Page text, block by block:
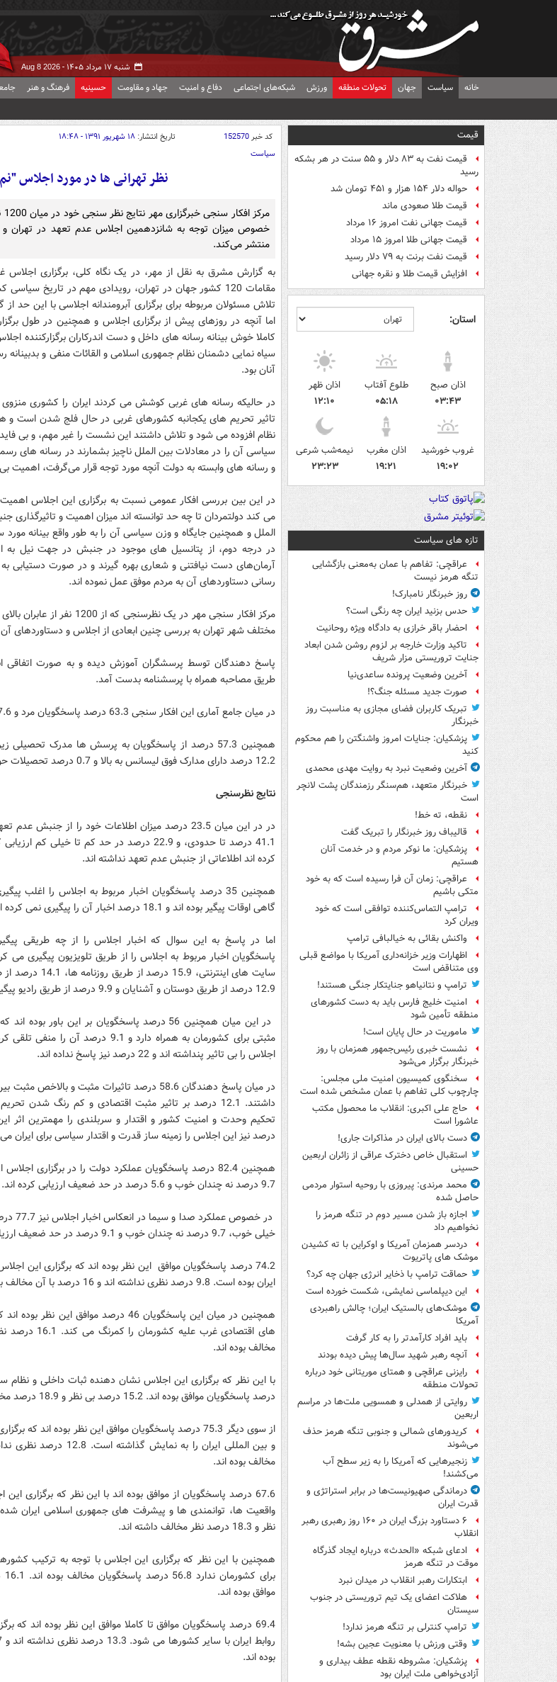
شنبه ۱۷ مرداد ۱۴۰۵ - Aug 8 2026
خانه سیاست جهان تحولات منطقه ورزش شبکه‌های اجتماعی دفاع و امنیت جهاد و مقاومت حسینیه فرهنگ و هنر
قیمت
قیمت نفت به ۸۳ دلار و ۵۵ سنت در هر بشکه
رسید
حواله دلار ۱۵۴ هزار و ۴۵۱ تومان شد
قیمت طلا صعودی ماند
قیمت جهانی نفت امروز ۱۶ مرداد
قیمت جهانی طلا امروز ۱۵ مرداد
قیمت نفت برنت به ۷۹ دلار رسید
افزایش قیمت طلا و نقره جهانی
استان:
اذان صبح
۰۳:۴۳
طلوع آفتاب
۰۵:۱۸
اذان ظهر
۱۲:۱۰
غروب خورشید
۱۹:۰۲
اذان مغرب
۱۹:۲۱
نیمه‌شب شرعی
۲۳:۲۳
تازه های سیاست
عراقچی: تفاهم با عمان به‌معنی بازگشایی
تنگه هرمز نیست
روز خبرنگار نامبارک!
حدس بزنید ایران چه رنگی است؟
احضار باقر خرازی به دادگاه ویژه روحانیت
تاکید وزارت خارجه بر لزوم روشن شدن ابعاد
جنایت تروریستی مزار شریف
آخرین وضعیت پرونده ساعدی‌نیا
صورت جدید مسئله جنگ؟!
تبریک کاربران فضای مجازی به مناسبت روز
خبرنگار
پزشکیان: جنایات امروز واشنگتن را هم محکوم
کنید
آخرین وضعیت نبرد به روایت مهدی محمدی
خبرنگار متعهد، هم‌سنگر رزمندگان پشت لانچر
است
نقطه، ته خط!
قالیباف روز خبرنگار را تبریک گفت
پزشکیان: ما نوکر مردم و در خدمت آنان
هستیم
عراقچی: زمان آن فرا رسیده است که به خود
متکی باشیم
ترامپ التماس‌کننده توافقی است که خود
ویران کرد
واکنش بقائی به خیالبافی ترامپ
اظهارات وزیر خزانه‌داری آمریکا با مواضع قبلی
وی متناقض است
ترامپ و نتانیاهو جنایتکار جنگی هستند!
امنیت خلیج فارس باید به دست کشورهای
منطقه تأمین شود
ماموریت در حال پایان است!
نشست خبری رئیس‌جمهور همزمان با روز
خبرنگار برگزار می‌شود
سخنگوی کمیسیون امنیت ملی مجلس:
چارچوب کلی تفاهم با عمان مشخص شده است
حاج علی اکبری: انقلاب ما محصول مکتب
عاشورا است
دست بالای ایران در مذاکرات جاری!
استقبال خاص دخترک عراقی از زائران اربعین
حسینی
محمد مرندی: پیروزی با روحیه استوار مردمی
حاصل شده
اجازه باز شدن مسیر دوم در تنگه هرمز را
نخواهیم داد
دردسر همزمان آمریکا و اوکراین با ته کشیدن
موشک های پاتریوت
حماقت ترامپ با ذخایر انرژی جهان چه کرد؟
این دیپلماسی نمایشی، شکست خورده است
موشک‌های بالستیک ایران؛ چالش راهبردی
آمریکا
باید افراد کارآمدتر را به کار گرفت
آنچه رهبر شهید سال‌ها پیش دیده بودند
رایزنی عراقچی و همتای موریتانی خود درباره
تحولات منطقه
روایتی از همدلی و همسویی ملت‌ها در مراسم
اربعین
کریدورهای شمالی و جنوبی تنگه هرمز حذف
می‌شوند
زنجیرهایی که آمریکا را به زیر سطح آب
می‌کشند!
درماندگی صهیونیست‌ها در برابر استراتژی و
قدرت ایران
۶ دستاورد بزرگ ایران در ۱۶۰ روز رهبری رهبر
انقلاب
ادعای شبکه «الحدث» درباره ایجاد گذرگاه
موقت در تنگه هرمز
ابتکارات رهبر انقلاب در میدان نبرد
هلاکت اعضای یک تیم تروریستی در جنوب
سیستان
ترامپ کنترلی بر تنگه هرمز ندارد!
وقتی ورزش با معنویت عجین بشه!
پزشکیان: مشروطه نقطه عطف بیداری و
آزادی‌خواهی ملت ایران بود
کد خبر152570 تاریخ انتشار: ۱۸ شهریور ۱۳۹۱ - ۱۸:۴۸
سیاست
نظر تهرانی ها در مورد اجلاس
خصوص میزان توجه به شانزدهمین اجلاس عدم تعهد در تهران و
منتشر می‌کند.
به گزارش مشرق به نقل از مهر، در یک نگاه کلی، برگزاری اجلاس
مقامات 120 کشور جهان در تهران، رویدادی مهم در تاریخ
تلاش مسئولان مربوطه برای برگزاری آبرومندانه اجلاسی با این حد
اما آنچه در روزهای پیش از برگزاری اجلاس و همچنین در طول
کاملا خوش بینانه رسانه های داخل و دست اندرکاران برگزارکننده
سیاه نمایی دشمنان نظام جمهوری اسلامی و القائات منفی و بدبینانه
آنان بود.
در حالیکه رسانه های غربی کوشش می کردند ایران را کشوری
تاثیر تحریم های یکجانبه کشورهای غربی در حال فلج شدن است و
نظام افزوده می شود و تلاش داشتند این نشست را غیر مهم، و بی
سیاسی آن را در معادلات بین الملل ناچیز بشمارند در رسانه های
و رسانه های وابسته به دولت آنچه مورد توجه قرار می‌گرفت، اهمیت
در این بین بررسی افکار عمومی نسبت به برگزاری این اجلاس
می کند دولتمردان تا چه حد توانسته اند میزان اهمیت و تاثیرگذاری
الملل و همچنین جایگاه و وزن سیاسی آن را به طور واقع بینانه
در درجه دوم، از پتانسیل های موجود در جنبش در جهت نیل
آرمان‌های دست نیافتنی و شعاری بهره گیرند و در صورت دستیابی
رسانی دستاوردهای آن به مردم موفق عمل نموده اند.
مختلف شهر تهران به بررسی چنین ابعادی از اجلاس و دستاوردهای
پاسخ دهندگان توسط پرسشگران آموزش دیده و به صورت اتفاقی
طریق مصاحبه همراه با پرسشنامه بدست آمد.
در میان جامع آماری این افکار سنجی 63.3 درصد پاسخگویان مرد و 37.6 درصد زن بوده اند.
12.2 درصد دارای مدارک فوق لیسانس به بالا و 0.7 درصد تحصیلات حوزوی داشته اند.
نتایج نظرسنجی
در در این میان 23.5 درصد میزان اطلاعات خود را از جنبش
کرده اند اطلاعاتی از جنبش عدم تعهد نداشته اند.
گاهی اوقات پیگیر بوده اند و 18.1 درصد اخبار آن را پیگیری نمی کرده اند.
سایت های اینترنتی،
12.9 درصد از طریق دوستان و آشنایان و 9.9 درصد از طریق رادیو پیگیر این اخبار بوده اند.
در این میان همچنین 56 درصد پاسخگویان بر این باور
اجلاس را بی تاثیر پنداشته اند و 22 درصد نیز پاسخ نداده اند.
در میان پاسخ دهندگان 58.6 درصد تاثیرات مثبت و
درصد نیز این اجلاس را زمینه ساز قدرت و اقتدار سیاسی برای ایران
همچنین 82.4 درصد پاسخگویان عملکرد دولت را در برگزاری
9.7 درصد نه چندان خوب و 5.6 درصد در حد ضعیف ارزیابی کرده اند.
در
خیلی خوب، 9.7 درصد نه چندان خوب و 9.1 درصد در حد ضعیف ارزیابی کرده اند.
74.2 درصد پاسخگویان موافق این نظر بوده اند که برگزاری این
ایران بوده است. 9.8 درصد نظری نداشته اند و 16 درصد با آن مخالف بوده اند.
همچنین در میان این پاسخگویان 46 درصد موافق
مخالف بوده اند.
درصد پاسخگویان موافق بوده اند. 15.2 درصد بی نظر و 18.9 درصد مخالف بوده اند.
از سوی دیگر 75.3 درصد پاسخگویان موافق این نظر بوده اند
مخالف بوده اند.
67.6 درصد پاسخگویان از موافق بوده اند با این نظر که برگزاری
نظر و 18.3 درصد نظر مخالف داشته اند.
همچنین با این نظر که برگزاری این اجلاس با توجه به ترکیب
موافق بوده اند.
69.4 درصد پاسخگویان موافق تا کاملا موافق این نظر بوده اند که
بوده اند.